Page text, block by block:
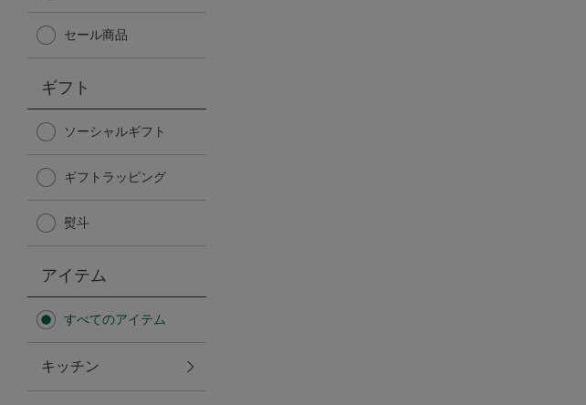
Afternoon Tea TEAROOM
日傘
保冷バッグ
無重力シリーズ
セール商品
ギフト
ソーシャルギフト
ギフトラッピング
熨斗
アイテム
すべてのアイテム
キッチン